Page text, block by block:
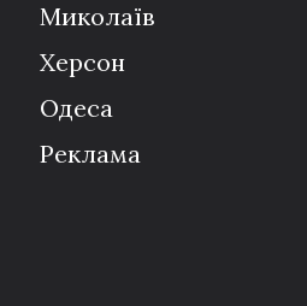
Миколаїв
Херсон
Одеса
Реклама